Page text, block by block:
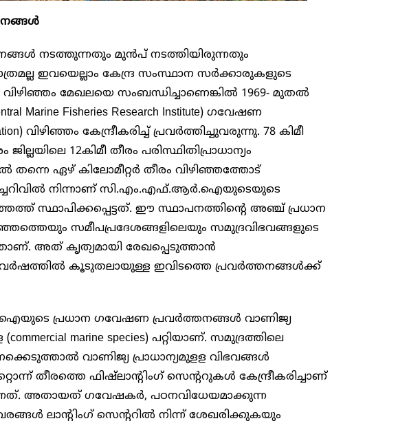
നടത്തുന്നതും മുൻപ് നടത്തിയിരുന്നതും
ഇവയെല്ലാം കേന്ദ്ര സംസ്ഥാന സർക്കാരുകളുടെ
മേഖലയെ സംബന്ധിച്ചാണെങ്കിൽ 1969- മുതൽ
Fisheries Research Institute) ഗവേഷണ
വിഴിഞ്ഞം കേന്ദ്രീകരിച്ച് പ്രവർത്തിച്ചുവരുന്നു. 78 കിമീ
12കിമീ തീരം പരിസ്ഥിതിപ്രാധാന്യം
ഏഴ് കിലോമീറ്റർ തീരം വിഴിഞ്ഞത്തോട്
നിന്നാണ് സി.എം.എഫ്.ആർ.ഐയുടെയുടെ
സ്ഥാപിക്കപ്പെട്ടത്. ഈ സ്ഥാപനത്തിന്റെ അഞ്ച് പ്രധാന
സമീപപ്രദേശങ്ങളിലെയും സമുദ്രവിഭവങ്ങളുടെ
അത് കൃത്യമായി രേഖപ്പെടുത്താൻ
കൂടുതലായുള്ള ഇവിടത്തെ പ്രവർത്തനങ്ങൾക്ക്
പ്രധാന ഗവേഷണ പ്രവർത്തനങ്ങൾ വാണിജ്യ
marine species) പറ്റിയാണ്. സമുദ്രത്തിലെ
വാണിജ്യ പ്രാധാന്യമുളള വിഭവങ്ങൾ
തീരത്തെ ഫിഷ്‌ലാന്റിംഗ് സെന്ററുകൾ കേന്ദ്രീകരിച്ചാണ്
അതായത് ഗവേഷകർ, പഠനവിധേയമാക്കുന്ന
ലാന്റിംഗ് സെന്ററിൽ നിന്ന് ശേഖരിക്കുകയും